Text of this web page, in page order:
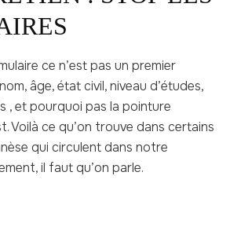
ce n’est pas un premier
âge, état civil, niveau d’études,
, et pourquoi pas la pointure
Voilà ce qu’on trouve dans certains
qui circulent dans notre
il faut qu’on parle.